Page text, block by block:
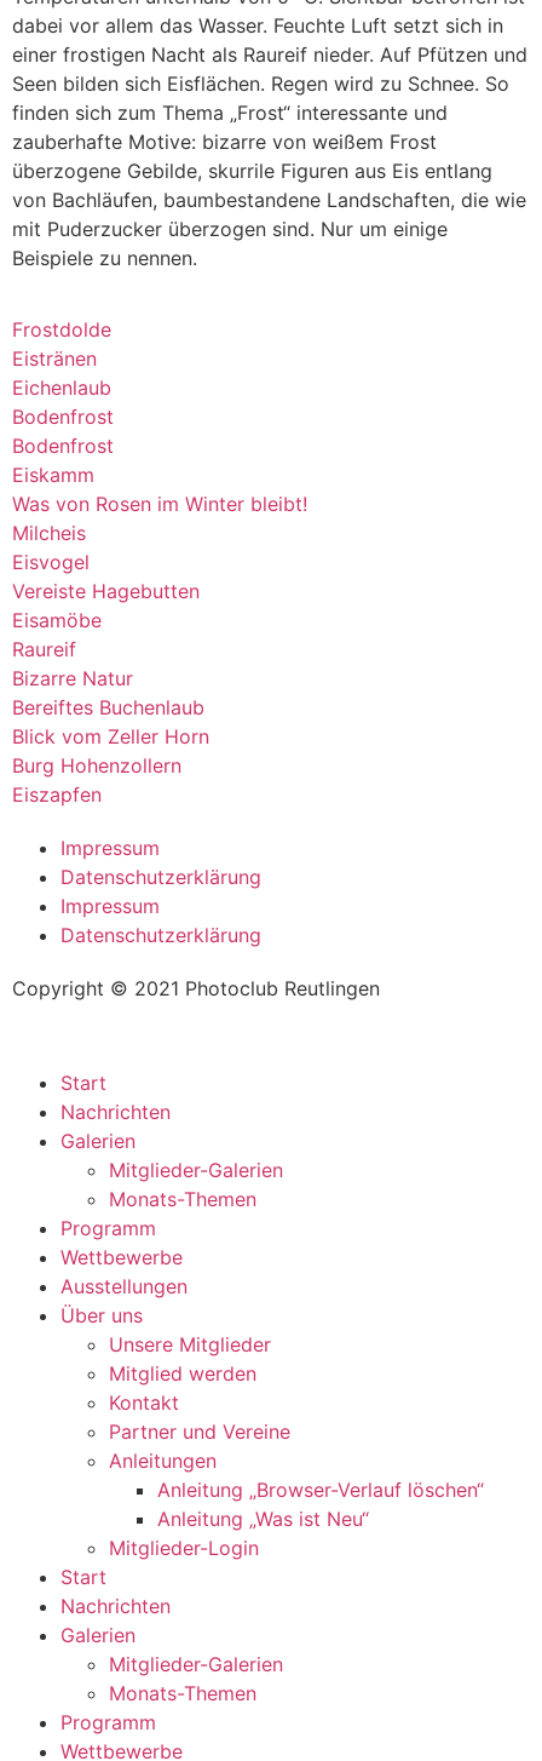
dabei vor allem das Wasser. Feuchte Luft setzt sich in
einer frostigen Nacht als Raureif nieder. Auf Pfützen und
Seen bilden sich Eisflächen. Regen wird zu Schnee. So
finden sich zum Thema „Frost“ interessante und
zauberhafte Motive: bizarre von weißem Frost
überzogene Gebilde, skurrile Figuren aus Eis entlang
von Bachläufen, baumbestandene Landschaften, die wie
mit Puderzucker überzogen sind. Nur um einige
Beispiele zu nennen.
Frostdolde
Eistränen
Eichenlaub
Bodenfrost
Bodenfrost
Eiskamm
Was von Rosen im Winter bleibt!
Milcheis
Eisvogel
Vereiste Hagebutten
Eisamöbe
Raureif
Bizarre Natur
Bereiftes Buchenlaub
Blick vom Zeller Horn
Burg Hohenzollern
Eiszapfen
Impressum
Datenschutzerklärung
Impressum
Datenschutzerklärung
Copyright © 2021 Photoclub Reutlingen
Start
Nachrichten
Galerien
Mitglieder-Galerien
Monats-Themen
Programm
Wettbewerbe
Ausstellungen
Über uns
Unsere Mitglieder
Mitglied werden
Kontakt
Partner und Vereine
Anleitungen
Anleitung „Browser-Verlauf löschen“
Anleitung „Was ist Neu“
Mitglieder-Login
Start
Nachrichten
Galerien
Mitglieder-Galerien
Monats-Themen
Programm
Wettbewerbe